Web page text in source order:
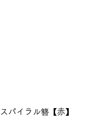
スパイラル簪【赤】